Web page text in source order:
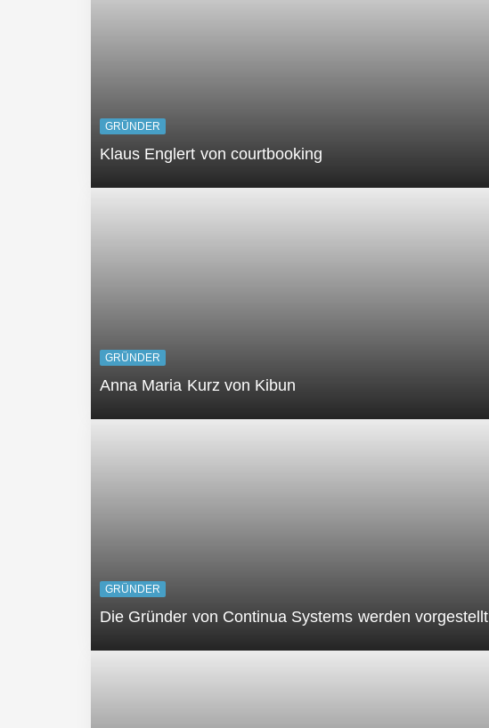
GRÜNDER
Klaus Englert von courtbooking
GRÜNDER
Anna Maria Kurz von Kibun
GRÜNDER
Die Gründer von Continua Systems werden vorgestellt